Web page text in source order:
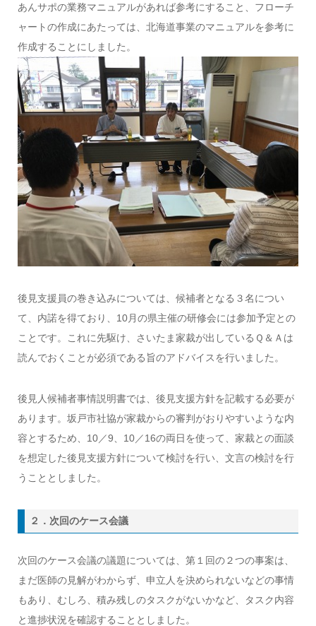
あんサポの業務マニュアルがあれば参考にすること、フローチ
ャートの作成にあたっては、北海道事業のマニュアルを参考に
作成することにしました。
後見支援員の巻き込みについては、候補者となる３名につい
て、内諾を得ており、10月の県主催の研修会には参加予定との
ことです。これに先駆け、さいたま家裁が出しているＱ＆Ａは
読んでおくことが必須である旨のアドバイスを行いました。
後見人候補者事情説明書では、後見支援方針を記載する必要が
あります。坂戸市社協が家裁からの審判がおりやすいような内
容とするため、10／9、10／16の両日を使って、家裁との面談
を想定した後見支援方針について検討を行い、文言の検討を行
うこととしました。
２．次回のケース会議
次回のケース会議の議題については、第１回の２つの事案は、
まだ医師の見解がわからず、申立人を決められないなどの事情
もあり、むしろ、積み残しのタスクがないかなど、タスク内容
と進捗状況を確認することとしました。